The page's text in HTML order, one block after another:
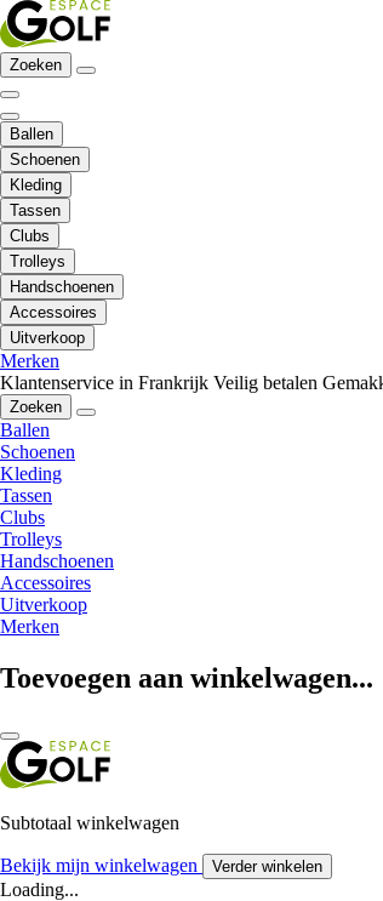
Zoeken
Ballen
Schoenen
Kleding
Tassen
Clubs
Trolleys
Handschoenen
Accessoires
Uitverkoop
Merken
Klantenservice in Frankrijk Veilig betalen
Zoeken
Ballen
Schoenen
Kleding
Tassen
Clubs
Trolleys
Handschoenen
Accessoires
Uitverkoop
Merken
Toevoegen aan winkelwagen...
Subtotaal winkelwagen
Bekijk mijn winkelwagen Verder winkelen
Loading...